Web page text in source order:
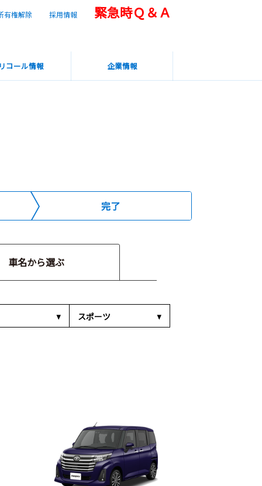
コール情報 企業情報
有権解除 採用情報 緊急時Ｑ＆Ａ
完了
車名から選ぶ
スポーツ